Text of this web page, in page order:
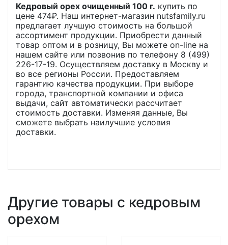
Кедровый орех очищенный 100 г. купить по
цене 474₽. Наш интернет-магазин nutsfamily.ru
предлагает лучшую стоимость на большой
ассортимент продукции. Приобрести данный
товар оптом и в розницу, Вы можете on-line на
нашем сайте или позвонив по телефону 8 (499)
226-17-19. Осуществляем доставку в Москву и
во все регионы России. Предоставляем
гарантию качества продукции. При выборе
города, транспортной компании и офиса
выдачи, сайт автоматически рассчитает
стоимость доставки. Изменяя данные, Вы
сможете выбрать наилучшие условия
доставки.
Другие товары с кедровым
орехом